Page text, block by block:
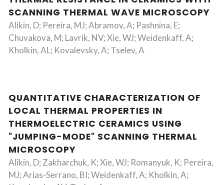
SCANNING THERMAL WAVE MICROSCOPY
Alikin, D; Pereira, MJ; Abramov, A; Pashnina, E;
Chuvakova, M; Lavrik, NV; Xie, WJ; Weidenkaff, A;
Kholkin, AL; Kovalevsky, A; Tselev, A
QUANTITATIVE CHARACTERIZATION OF
LOCAL THERMAL PROPERTIES IN
THERMOELECTRIC CERAMICS USING
"JUMPING-MODE" SCANNING THERMAL
MICROSCOPY
Alikin, D; Zakharchuk, K; Xie, WJ; Romanyuk, K; Pereira,
MJ; Arias-Serrano, BI; Weidenkaff, A; Kholkin, A;